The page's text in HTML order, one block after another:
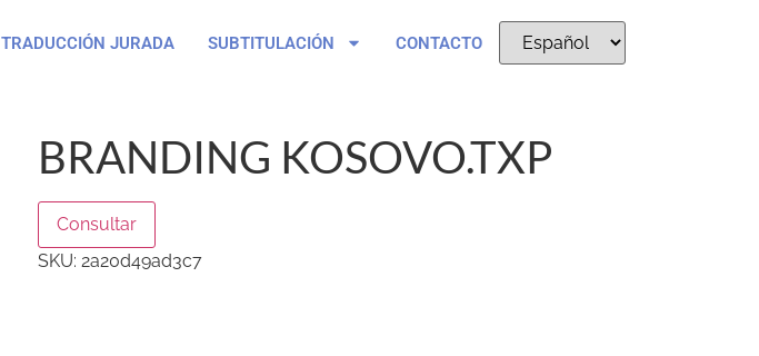
TRADUCCIÓN JURADA SUBTITULACIÓN CONTACTO
BRANDING KOSOVO.TXP
Consultar
SKU: 2a20d49ad3c7